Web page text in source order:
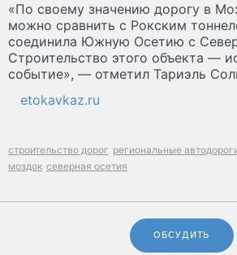
«По своему значению дорогу в
можно сравнить с Рокским
соединила Южную Осетию с
Строительство этого объекта —
событие», — отметил Тариэль
etokavkaz.ru
строительство дорог региональные
моздок северная осетия
ОБСУДИТЬ